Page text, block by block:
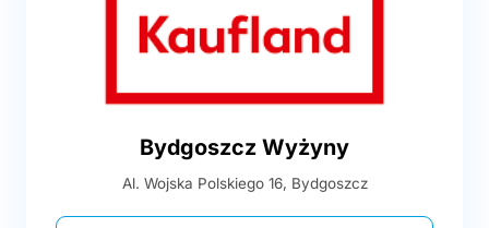
Bydgoszcz Wyżyny
Al. Wojska Polskiego 16, Bydgoszcz